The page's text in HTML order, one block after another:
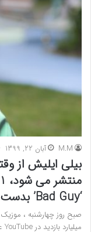
M.M آبان 22, 1399
بیلی ایلیش از
‘Bad Guy’ بدست آورد.
میلیارد بازدید در YouTube عبور…